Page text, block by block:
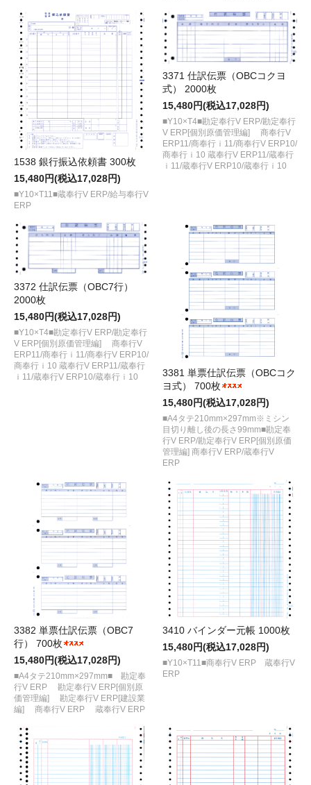
1538 銀行振込依頼書 300枚
15,480円(税込17,028円)
■Y10×T11■蔵奉行V ERP/給与奉行V
ERP
3371 仕訳伝票（OBCコクヨ
式） 2000枚
15,480円(税込17,028円)
■Y10×T4■勘定奉行V ERP/勘定奉行
V ERP[個別原価管理編] 商奉行V
ERP11/商奉行ｉ11/商奉行V ERP10/
商奉行ｉ10 蔵奉行V ERP11/蔵奉行
ｉ11/蔵奉行V ERP10/蔵奉行ｉ10
3372 仕訳伝票（OBC7行）
2000枚
15,480円(税込17,028円)
■Y10×T4■勘定奉行V ERP/勘定奉行
V ERP[個別原価管理編] 商奉行V
ERP11/商奉行ｉ11/商奉行V ERP10/
商奉行ｉ10 蔵奉行V ERP11/蔵奉行
ｉ11/蔵奉行V ERP10/蔵奉行ｉ10
3381 単票仕訳伝票（OBCコク
ヨ式） 700枚
15,480円(税込17,028円)
■A4タテ210mm×297mm※ミシン
目切り離し後の長さ99mm■勘定奉
行V ERP/勘定奉行V ERP[個別原価
管理編] 商奉行V ERP/蔵奉行V
ERP
3382 単票仕訳伝票（OBC7
行） 700枚
15,480円(税込17,028円)
■A4タテ210mm×297mm■ 勘定奉
行V ERP 勘定奉行V ERP[個別原
価管理編] 勘定奉行V ERP[建設業
編] 商奉行V ERP 蔵奉行V ERP
3410 バインダー元帳 1000枚
15,480円(税込17,028円)
■Y10×T11■商奉行V ERP 蔵奉行V
ERP